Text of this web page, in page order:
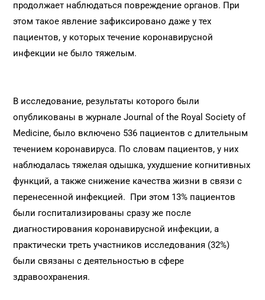
продолжает наблюдаться повреждение органов. При
этом такое явление зафиксировано даже у тех
пациентов, у которых течение коронавирусной
инфекции не было тяжелым.
В исследование, результаты которого были
опубликованы в журнале Journal of the Royal Society of
Medicine, было включено 536 пациентов с длительным
течением коронавируса. По словам пациентов, у них
наблюдалась тяжелая одышка, ухудшение когнитивных
функций, а также снижение качества жизни в связи с
перенесенной инфекцией. При этом 13% пациентов
были госпитализированы сразу же после
диагностирования коронавирусной инфекции, а
практически треть участников исследования (32%)
были связаны с деятельностью в сфере
здравоохранения.